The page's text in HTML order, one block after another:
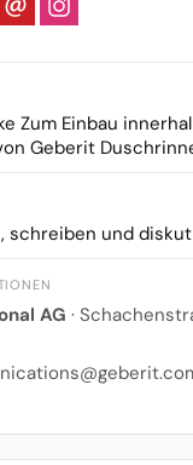
Zum Einbau
Geberit
schreiben und
AG ·